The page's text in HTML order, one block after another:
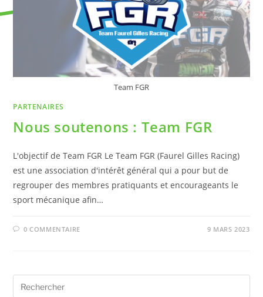
Team FGR
PARTENAIRES
Nous soutenons : Team FGR
L'objectif de Team FGR Le Team FGR (Faurel Gilles Racing)
est une association d'intérêt général qui a pour but de
regrouper des membres pratiquants et encourageants le
sport mécanique afin…
0 COMMENTAIRE 9 MARS 2023